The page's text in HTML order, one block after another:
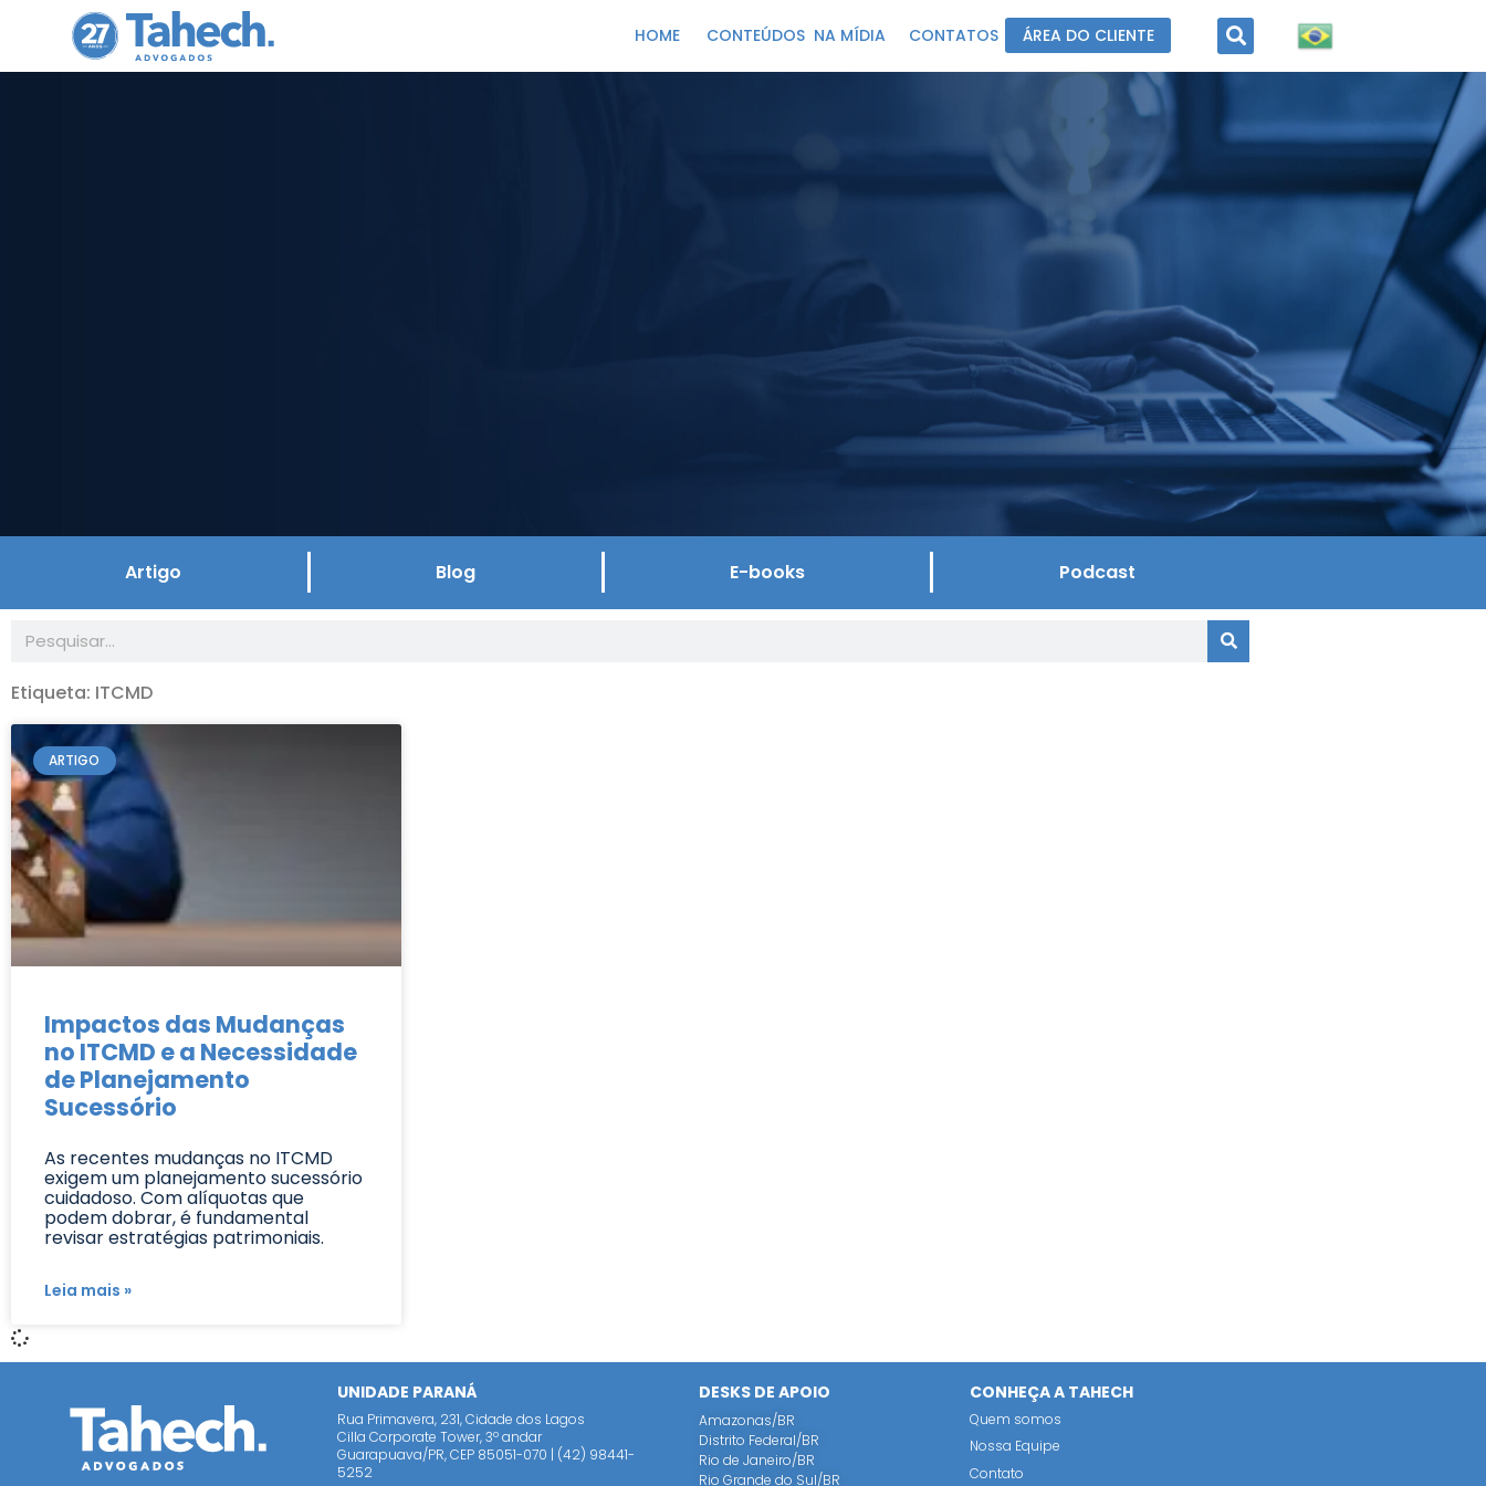
HOME CONTEÚDOS NA MÍDIA CONTATOS ÁREA DO CLIENTE
Conteúdos
Artigo Blog E-books Podcast
Etiqueta: ITCMD
ARTIGO
Impactos das Mudanças
no ITCMD e a Necessidade
de Planejamento
Sucessório
As recentes mudanças no ITCMD
exigem um planejamento sucessório
cuidadoso. Com alíquotas que
podem dobrar, é fundamental
revisar estratégias patrimoniais.
Leia mais »
UNIDADE PARANÁ
Rua Primavera, 231, Cidade dos Lagos
Cilla Corporate Tower, 3º andar
Guarapuava/PR, CEP 85051-070 | (42) 98441-
5252
DESKS DE APOIO
Amazonas/BR
Distrito Federal/BR
Rio de Janeiro/BR
Rio Grande do Sul/BR
CONHEÇA A TAHECH
Quem somos
Nossa Equipe
Contato